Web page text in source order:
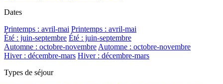
Dates
Printemps : avril-mai Printemps : avril-mai
Été : juin-septembre Été : juin-septembre
Automne : octobre-novembre Automne : octobre-novembre
Hiver : décembre-mars Hiver : décembre-mars
Types de séjour